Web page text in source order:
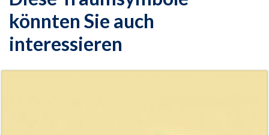
könnten Sie auch
interessieren